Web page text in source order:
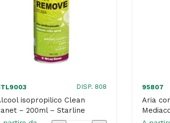
DISP. 808
isopropilico Clean
– 200ml – Starline
95807
Aria